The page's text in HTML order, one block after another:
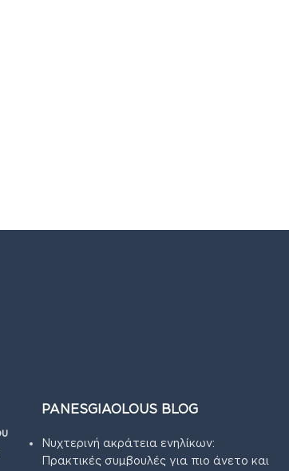
PANESGIAOLOUS BLOG
Νυχτερινή ακράτεια ενηλίκων:
Πρακτικές συμβουλές για πιο άνετο και